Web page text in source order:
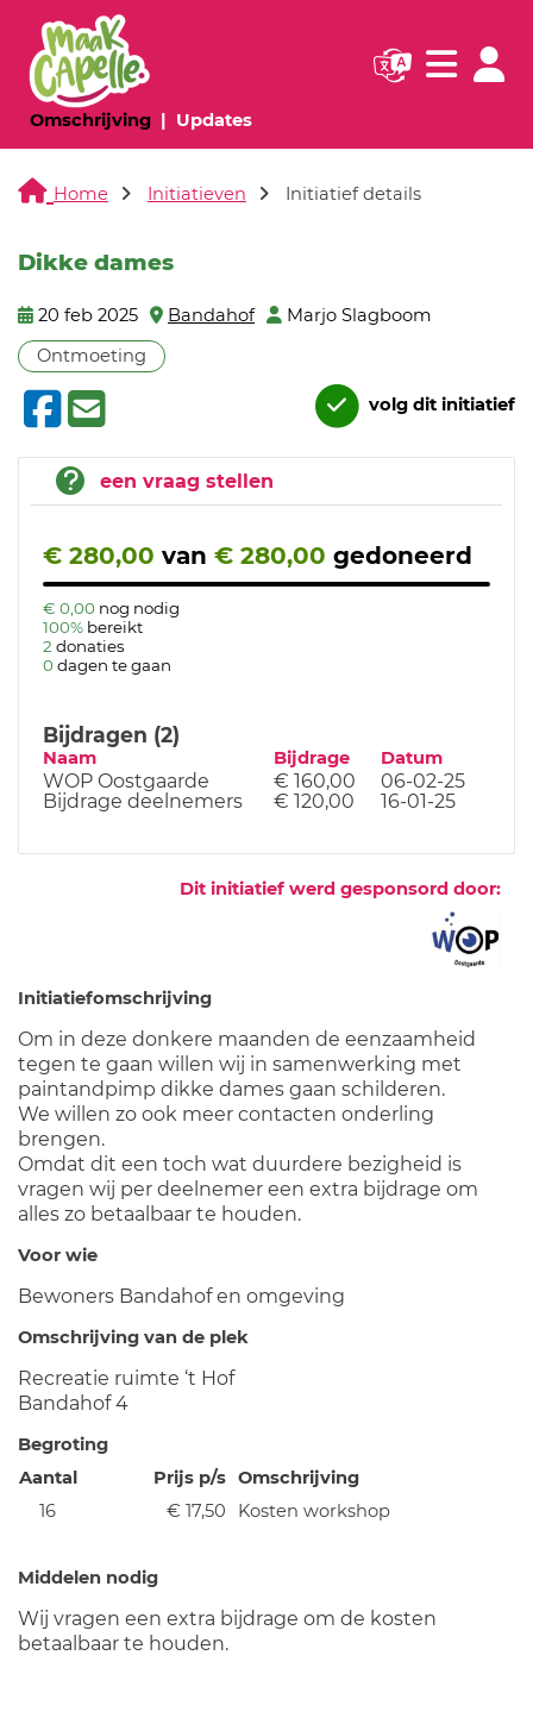
Omschrijving(huidige pagina)
Updates(huidige pagina)
Navigatie
Home Initiatieven Initiatief details
Dikke dames
20 feb 2025 Bandahof
Marjo Slagboom
Ontmoeting
volg dit initiatief
een vraag stellen
€ 280,00 van € 280,00 gedoneerd
€ 0,00 nog nodig
100% bereikt
2 donaties
0 dagen te gaan
Bijdragen (2)
Naam Bijdrage Datum
WOP Oostgaarde € 160,00
06-02-25
Bijdrage deelnemers
€ 120,00 16-01-25
Dit initiatief werd gesponsord door:
Initiatiefomschrijving
Om in deze donkere maanden de eenzaamheid
tegen te gaan willen wij in samenwerking met
paintandpimp dikke dames gaan schilderen.
We willen zo ook meer contacten onderling
brengen.
Omdat dit een toch wat duurdere bezigheid is
vragen wij per deelnemer een extra bijdrage om
alles zo betaalbaar te houden.
Voor wie
Bewoners Bandahof en omgeving
Omschrijving van de plek
Recreatie ruimte ‘t Hof
Bandahof 4
Begroting
Aantal
Prijs p/s Omschrijving
16
€ 17,50 Kosten workshop
Middelen nodig
Wij vragen een extra bijdrage om de kosten
betaalbaar te houden.